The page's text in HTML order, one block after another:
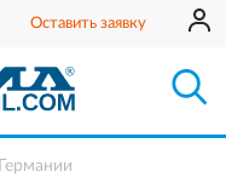
Оставить заявку